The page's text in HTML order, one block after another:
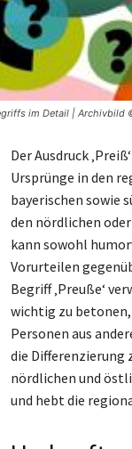
im Detail | Archivbild
Der Ausdruck
Ursprünge in den
bayerischen sowie
den nördlichen
kann sowohl
Vorurteilen
Begriff ‚Preuße‘
wichtig zu betonen,
Personen aus
die Differenzierung
nördlichen und
und hebt die